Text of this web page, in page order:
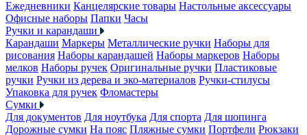
Ежедневники Канцелярские товары Настольные аксессуары
Офисные наборы Папки Часы
Ручки и карандаши
Карандаши Маркеры Металлические ручки Наборы для
рисования Наборы карандашей Наборы маркеров Наборы
мелков Наборы ручек Оригинальные ручки Пластиковые
ручки Ручки из дерева и эко-материалов Ручки-стилусы
Упаковка для ручек Фломастеры
Сумки
Для документов Для ноутбука Для спорта Для шопинга
Дорожные сумки На пояс Пляжные сумки Портфели Рюкзаки